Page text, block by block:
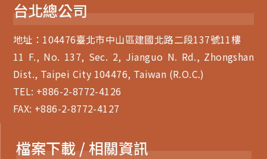
台北總公司
地址：104476臺北市中山區建國北路二段137號11樓
11 F., No. 137, Sec. 2, Jianguo N. Rd., Zhongshan
Dist., Taipei City 104476, Taiwan (R.O.C.)
TEL: +886-2-8772-4126
FAX: +886-2-8772-4127
檔案下載 / 相關資訊